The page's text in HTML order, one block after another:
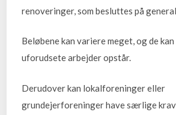
renoveringer, som besluttes på
Beløbene kan variere meget, og de
uforudsete arbejder opstår.
Derudover kan lokalforeninger eller
grundejerforeninger have særlige